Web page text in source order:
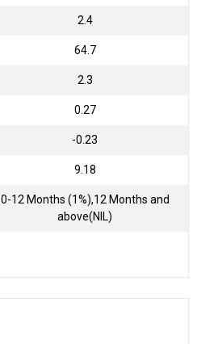
2.4
64.7
2.3
0.27
-0.23
9.18
0-12 Months (1%),12 Months and
above(NIL)